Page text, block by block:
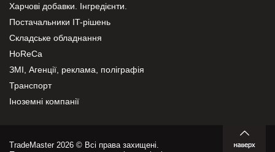
Харчові добавки. Інгредієнти.
Постачальники IT-рішень
Складське обладнання
HoReCa
ЗМІ, Агенції, реклама, поліграфія
Транспорт
Іноземні компанії
TradeMaster 2026 © Всі права захищені.